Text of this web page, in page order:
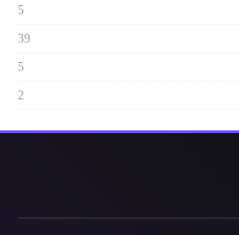
5
39
5
2